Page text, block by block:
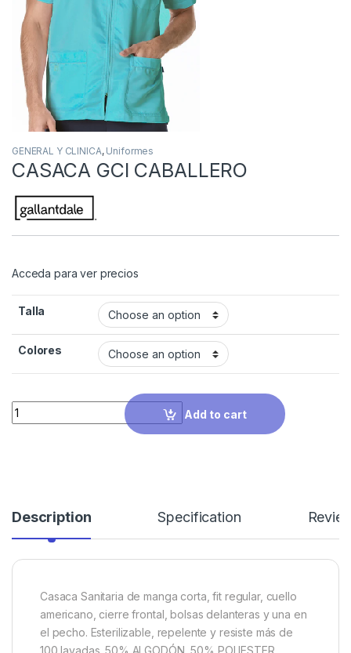
GENERAL Y CLINICA, Uniformes
CASACA GCI CABALLERO
Acceda para ver precios
Talla
Colores
Quantity
Add to cart
Description Specification
Casaca Sanitaria de manga corta, fit regular, cuello
americano, cierre frontal, bolsas delanteras y una en
el pecho. Esterilizable, repelente y resiste más de
100 lavadas. 50% ALGODÓN, 50% POLIESTER